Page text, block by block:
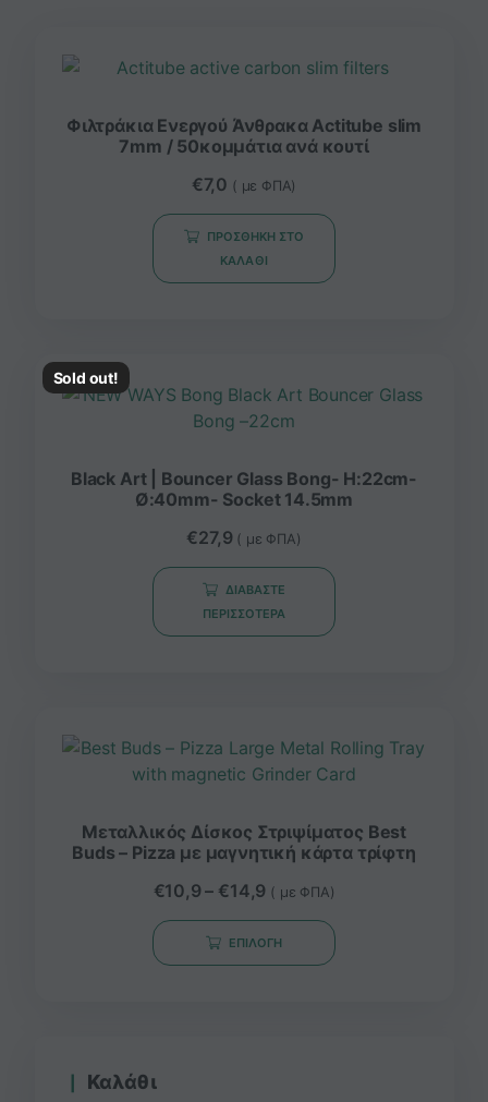
Φιλτράκια Ενεργού Άνθρακα Actitube slim
7mm / 50κομμάτια ανά κουτί
€7,0 ( με ΦΠΑ)
ΠΡΟΣΘΉΚΗ ΣΤΟ
ΚΑΛΆΘΙ
Sold out!
Black Art | Bouncer Glass Bong- H:22cm-
Ø:40mm- Socket 14.5mm
€27,9 ( με ΦΠΑ)
ΔΙΑΒΆΣΤΕ
ΠΕΡΙΣΣΌΤΕΡΑ
Μεταλλικός Δίσκος Στριψίματος Best
Buds – Pizza με μαγνητική κάρτα τρίφτη
€10,9– €14,9 ( με ΦΠΑ)
ΕΠΙΛΟΓΉ
Καλάθι